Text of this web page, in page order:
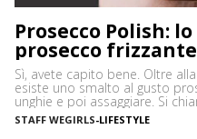
Prosecco Polish:
prosecco frizzante
Sì, avete capito bene. Oltre
esiste uno smalto al gusto
unghie e poi assaggiare. Si
nata per la Festa della
Groupon. È, in pratica, uno
STAFF WEGIRLS-LIFESTYLE